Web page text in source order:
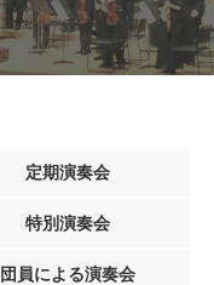
定期演奏会
特別演奏会
団員による演奏会